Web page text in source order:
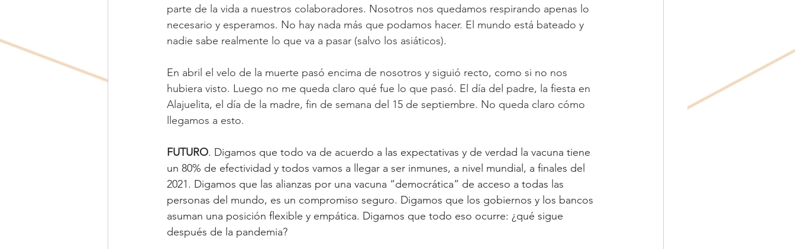
parte de la vida a nuestros colaboradores. Nosotros nos quedamos respirando apenas lo
necesario y esperamos. No hay nada más que podamos hacer. El mundo está bateado y
nadie sabe realmente lo que va a pasar (salvo los asiáticos).
En abril el velo de la muerte pasó encima de nosotros y siguió recto, como si no nos
hubiera visto. Luego no me queda claro qué fue lo que pasó. El día del padre, la fiesta en
Alajuelita, el día de la madre, fin de semana del 15 de septiembre. No queda claro cómo
llegamos a esto.
FUTURO. Digamos que todo va de acuerdo a las expectativas y de verdad la vacuna tiene
un 80% de efectividad y todos vamos a llegar a ser inmunes, a nivel mundial, a finales del
2021. Digamos que las alianzas por una vacuna “democrática” de acceso a todas las
personas del mundo, es un compromiso seguro. Digamos que los gobiernos y los bancos
asuman una posición flexible y empática. Digamos que todo eso ocurre: ¿qué sigue
después de la pandemia?